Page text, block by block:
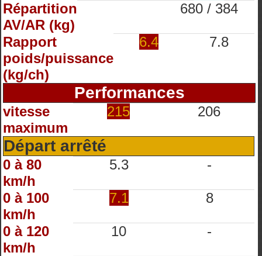
Répartition
AV/AR (kg)
680 / 384
Rapport
poids/puissance
(kg/ch)
6.4 7.8
Performances
vitesse
maximum
215 206
Départ arrêté
0 à 80
km/h
5.3 -
0 à 100
km/h
7.1 8
0 à 120
km/h
10 -